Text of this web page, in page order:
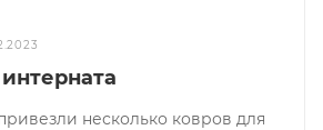
несколько ковров для